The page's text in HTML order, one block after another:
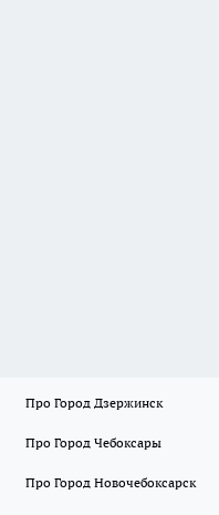
Про Город Дзержинск
Про Город Чебоксары
Про Город Новочебоксарск